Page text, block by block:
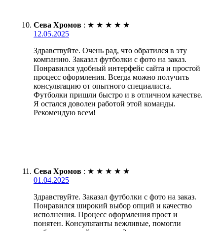
Сева Хромов : ★ ★ ★ ★ ★
12.05.2025
Здравствуйте. Очень рад, что обратился в эту
компанию. Заказал футболки с фото на заказ.
Понравился удобный интерфейс сайта и простой
процесс оформления. Всегда можно получить
консультацию от опытного специалиста.
Футболки пришли быстро и в отличном качестве.
Я остался доволен работой этой команды.
Рекомендую всем!
Сева Хромов : ★ ★ ★ ★ ★
01.04.2025
Здравствуйте. Заказал футболки с фото на заказ.
Понравился широкий выбор опций и качество
исполнения. Процесс оформления прост и
понятен. Консультанты вежливые, помогли